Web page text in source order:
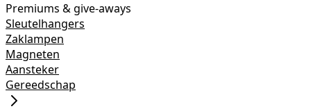
Premiums & give-aways
Sleutelhangers
Zaklampen
Magneten
Aansteker
Gereedschap